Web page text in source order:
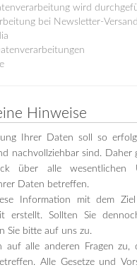
wird
bei Newsletter-Versand
Hinweise
Ihrer Daten soll so
nachvollziehbar sind. Daher
über alle wesentlichen
Daten betreffen.
Information mit dem Ziel
erstellt. Sollten Sie
Sie bitte auf uns zu.
auf alle anderen Fragen zu,
Alle Gesetze und